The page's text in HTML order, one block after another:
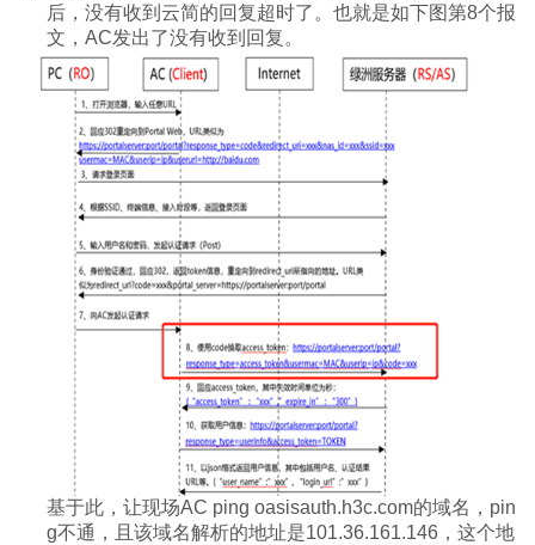
后，没有收到云简的回复超时了。也就是如下图第8个报
文， AC发出了没有收到回复。
基于此，让现场AC ping oasisauth.h3c.com的域名， pin
g不通，且该域名解析的地址是101.36.161.146，这个地